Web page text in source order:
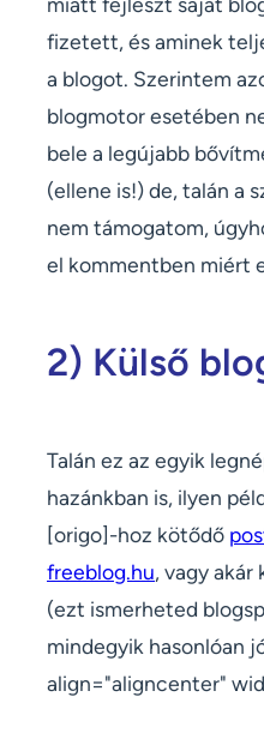
fizetett, és aminek
a blogot. Szerintem
blogmotor esetében
bele a legújabb
(ellene is!) de, talán a
nem támogatom,
el kommentben miért
2) Külső
Talán ez az egyik
hazánkban is, ilyen
[origo]-hoz kötődő
freeblog.hu, vagy
(ezt ismerheted
mindegyik hasonlóan
align="aligncenter"